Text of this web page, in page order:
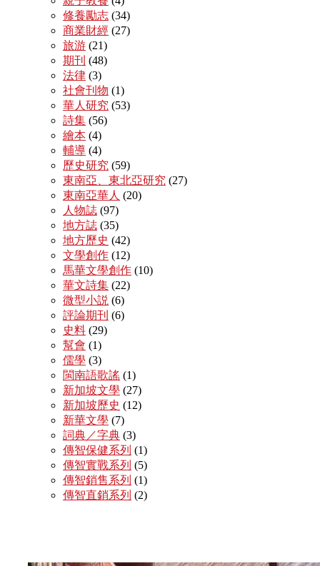
修養勵志 (34)
商業財經 (27)
旅游 (21)
期刊 (48)
法律 (3)
社會刊物 (1)
華人研究 (53)
詩集 (56)
繪本 (4)
輔導 (4)
歷史研究 (59)
東南亞、東北亞研究 (27)
東南亞華人 (20)
人物誌 (97)
地方誌 (35)
地方歷史 (42)
文學創作 (12)
馬華文學創作 (10)
華文詩集 (22)
微型小説 (6)
評論期刊 (6)
史料 (29)
幫會 (1)
儒學 (3)
閩南語歌謠 (1)
新加坡文學 (27)
新加坡歷史 (12)
新華文學 (7)
詞典／字典 (3)
傳智保健系列 (1)
傳智實戰系列 (5)
傳智銷售系列 (1)
傳智直銷系列 (2)